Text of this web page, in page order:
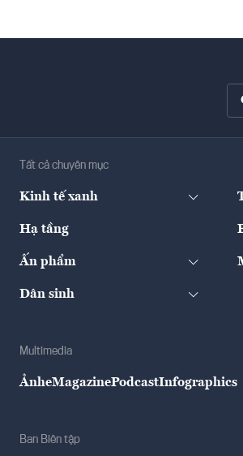
Tất cả chuyên mục
Kinh tế xanh
Hạ tầng
Ấn phẩm
Dân sinh
Multimedia
ẢnheMagazinePodcastInfographics
Ban Biên tập